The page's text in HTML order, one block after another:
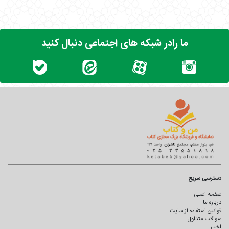
ما رادر شبکه های اجتماعی دنبال کنید
دسترسی سریع
صفحه اصلی
درباره ما
قوانین استفاده از سایت
سوالات متداول